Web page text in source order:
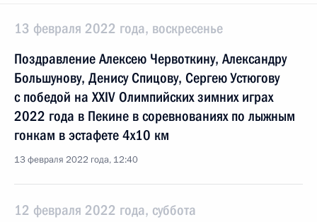
13 февраля 2022 года, воскресенье
Поздравление Алексею Червоткину, Александру
Большунову, Денису Спицову, Сергею Устюгову
с победой на XXIV Олимпийских зимних играх
2022 года в Пекине в соревнованиях по лыжным
гонкам в эстафете 4х10 км
13 февраля 2022 года, 12:40
12 февраля 2022 года, суббота